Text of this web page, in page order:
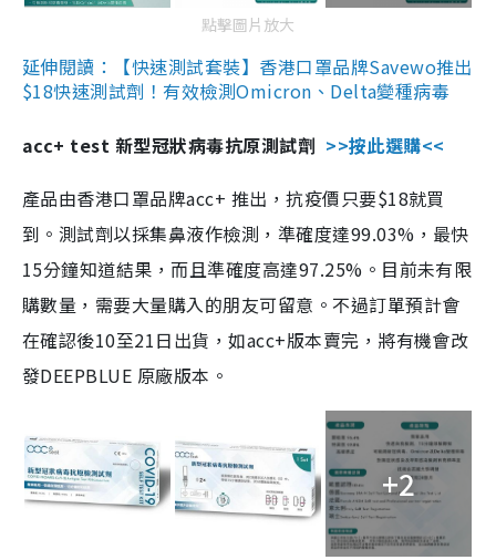
點擊圖片放大
延伸閱讀：【快速測試套裝】香港口罩品牌Savewo推出
$18快速測試劑！有效檢測Omicron、Delta變種病毒
acc+ test 新型冠狀病毒抗原測試劑 >>按此選購<<
產品由香港口罩品牌acc+ 推出，抗疫價只要$18就買
到。測試劑以採集鼻液作檢測，準確度達99.03%，最快
15分鐘知道結果，而且準確度高達97.25%。目前未有限
購數量，需要大量購入的朋友可留意。不過訂單預計會
在確認後10至21日出貨，如acc+版本賣完，將有機會改
發DEEPBLUE 原廠版本。
+2